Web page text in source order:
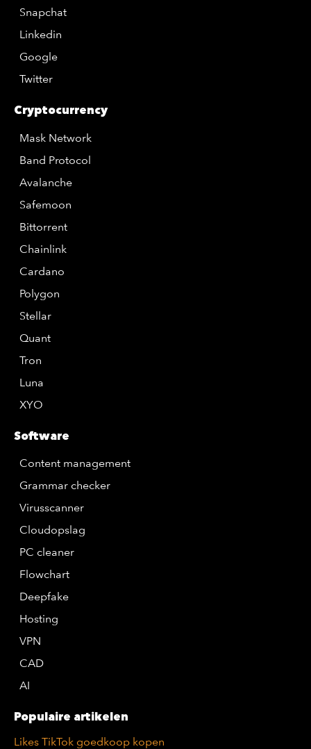
Snapchat
Linkedin
Google
Twitter
Cryptocurrency
Mask Network
Band Protocol
Avalanche
Safemoon
Bittorrent
Chainlink
Cardano
Polygon
Stellar
Quant
Tron
Luna
XYO
Software
Content management
Grammar checker
Virusscanner
Cloudopslag
PC cleaner
Flowchart
Deepfake
Hosting
VPN
CAD
AI
Populaire artikelen
Likes TikTok goedkoop kopen